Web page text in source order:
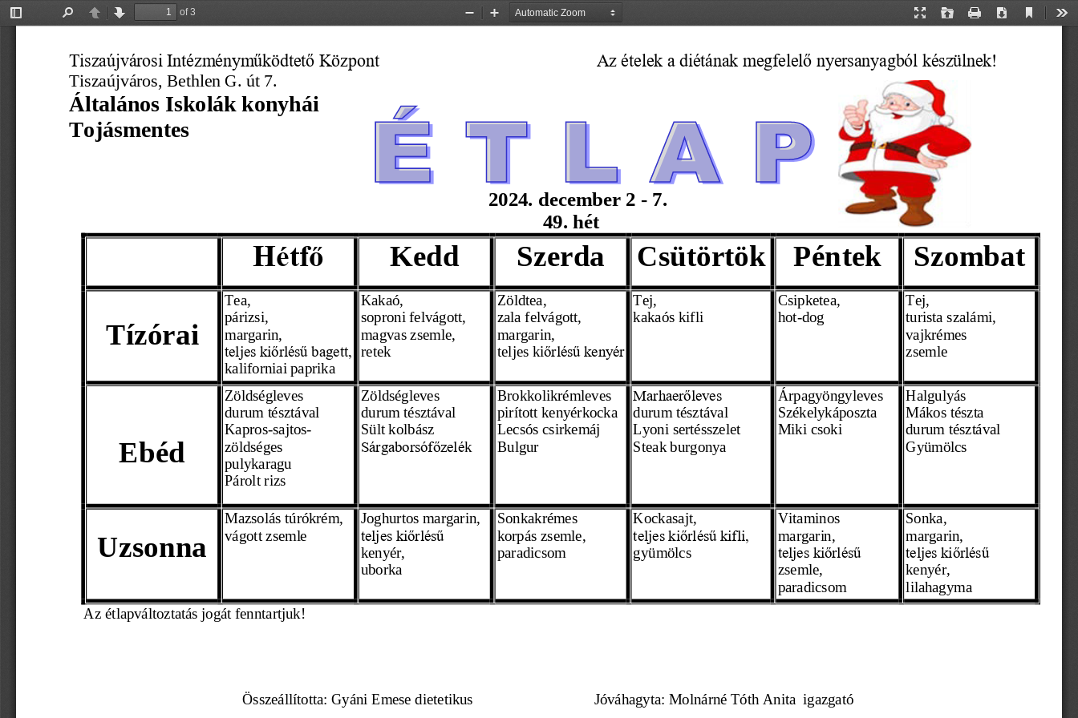
Toggle
PreviousNext
of 3
Presentation
Open Print Download
Current
Zoom
Zoom
Tiszaújvárosi Intézményműködtető Központ
Az ételek a diétának megfelelő nyersanyagból készülnek!
Tiszaújváros, Bethlen G. út 7.
Általános Iskolák konyhái
Tojásmentes
2024. december 2 - 7.
49.  hét
Hétfő Kedd Szerda Csütörtök Péntek Szombat
Tízórai
Tea,
párizsi,
margarin,
teljes kiőrlésű bagett,
kaliforniai paprika
Kakaó,
soproni felvágott,
magvas zsemle,
retek
Zöldtea,
zala felvágott,
margarin,
teljes kiőrlésű kenyér
Tej,
kakaós kifli
Csipketea,
hot-dog
Tej,
turista szalámi,
vajkrémes
zsemle
Ebéd
Zöldségleves
durum tésztával
Kapros- sajtos
zöldséges
pulykaragu
Párolt rizs
Zöldségleves
durum tésztával
Sült kolbász
Sárgaborsófőzelék
Brokkolikrémleves
pirított kenyérkocka
Lecsós csirkemáj
Bulgur
Marhaerőleves
durum tésztával
Lyoni sertésszelet
Steak burgonya
Árpagyöngyleves
Székelykáposzta
Miki csoki
Halgulyás
Mákos tészta
durum tésztával
Gyümölcs
Uzsonna
Mazsolás túrókrém,
vágott zsemle
Joghurtos margarin,
teljes kiőrlésű
kenyér,
uborka
Sonkakrémes
korpás zsemle,
paradicsom
Kockasajt,
teljes kiőrlésű kifli,
gyümölcs
Vitaminos
margarin,
teljes kiőrlésű
zsemle,
paradicsom
Sonka,
margarin,
teljes kiőrlésű
kenyér,
lilahagyma
    Az
étlapváltoztatás jogát fenntartjuk!
Összeállította: Gyáni Emese dietetikus Jóváhagyta: Molnárné Tóth Anita igazgató